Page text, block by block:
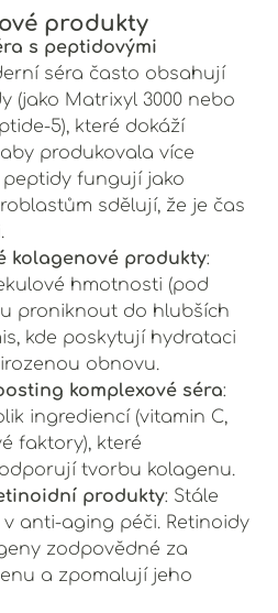
produkty
s peptidovými
séra často obsahují
(jako Matrixyl 3000 nebo
5), které dokáží
aby produkovala více
peptidy fungují jako
sdělují, že je čas
kolagenové produkty:
hmotnosti (pod
proniknout do hlubších
kde poskytují hydrataci
obnovu.
komplexové séra:
ingrediencí (vitamin C,
faktory), které
tvorbu kolagenu.
produkty: Stále
anti-aging péči. Retinoidy
zodpovědné za
a zpomalují jeho